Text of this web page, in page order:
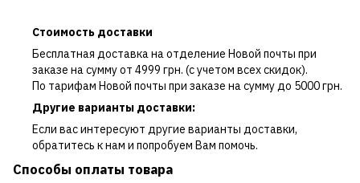
Стоимость доставки
Бесплатная доставка на отделение Новой почты при
заказе на сумму от 4999 грн. (с учетом всех скидок).
По тарифам Новой почты при заказе на сумму до 5000 грн.
Другие варианты доставки:
Если вас интересуют другие варианты доставки,
обратитесь к нам и попробуем Вам помочь.
Способы оплаты товара